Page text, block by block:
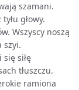
szamani.
głowy.
Wszyscy noszą
szyi.
siłę
tłuszczu.
ramiona